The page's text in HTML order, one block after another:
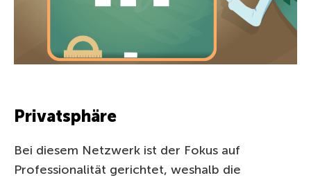
Privatsphäre
Bei diesem Netzwerk ist der Fokus auf
Professionalität gerichtet, weshalb die